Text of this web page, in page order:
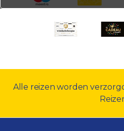
Alle reizen worden